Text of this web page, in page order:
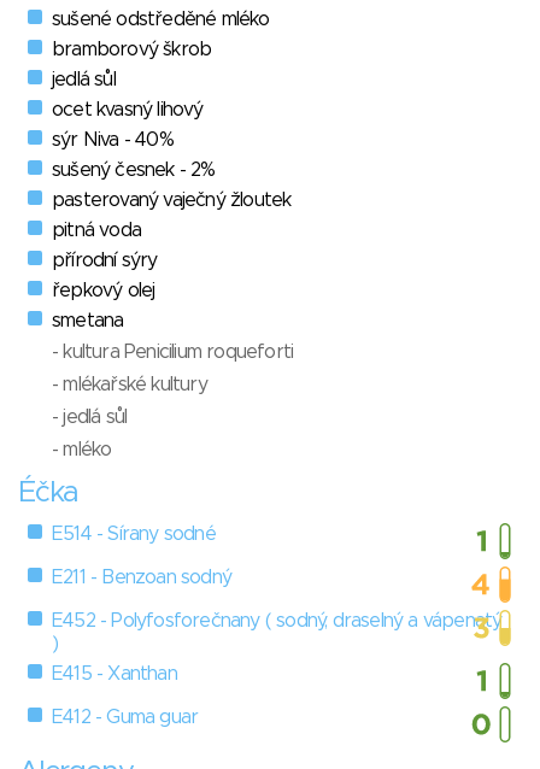
sušené odstředěné mléko
bramborový škrob
jedlá sůl
ocet kvasný lihový
sýr Niva - 40%
sušený česnek - 2%
pasterovaný vaječný žloutek
pitná voda
přírodní sýry
řepkový olej
smetana
- kultura Penicilium roqueforti
- mlékařské kultury
- jedlá sůl
- mléko
Éčka
E514 - Sírany sodné
E211 - Benzoan sodný
E452 - Polyfosforečnany ( sodný, draselný a vápenatý
)
E415 - Xanthan
E412 - Guma guar